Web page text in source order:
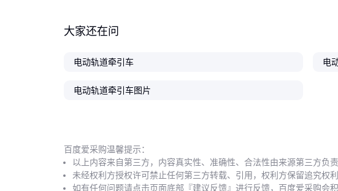
大家还在问
电动轨道牵引车 电
电动轨道牵引车图片
百度爱采购温馨提示：
以上内容来自第三方，内容真实性、准确性、合法性由来源第三方负责
未经权利方授权许可禁止任何第三方转载、引用，权利方保留追究权利
如有任何问题请点击页面底部『建议反馈』进行反馈，百度爱采购会积